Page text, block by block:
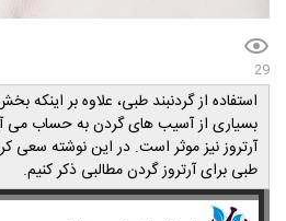
29
استفاده از گردنبند طبی، علاوه بر اینکه
بسیاری از آسیب های گردن به حساب می
آرتروز نیز موثر است. در این نوشته سعی
طبی برای آرتروز گردن مطالبی ذکر کنیم.